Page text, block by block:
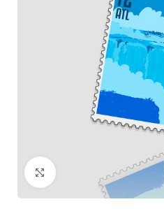
Click to enlarge